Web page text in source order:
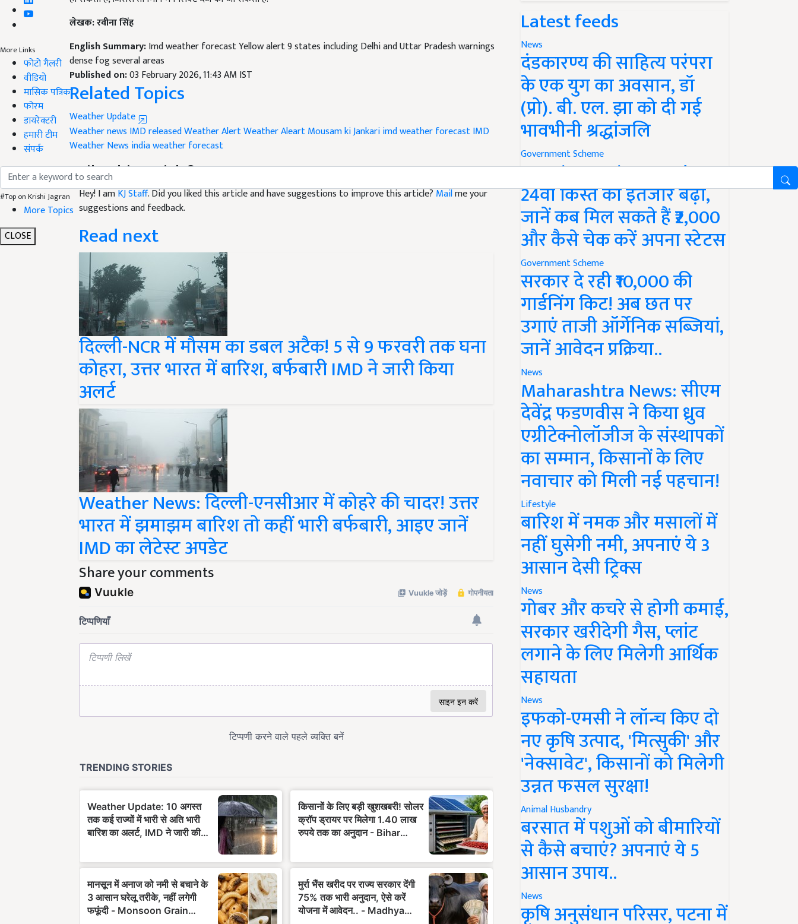
More Links
फोटो गैलरी
वीडियो
मासिक पत्रिका
फोरम
डायरेक्टरी
हमारी टीम
संपर्क
#Top on Krishi Jagran
More Topics
CLOSE
लेखक: रवीना सिंह
dense fog several areas
Published on:03 February 2026, 11:43 AM IST
Related Topics
Weather Update
Weather newsIMD released Weather Alert
Weather News india weather forecast
Like this article?
Hey! I am
suggestions and feedback.
Read next
दिल्ली-NCR में मौसम का डबल अटैक! 5 से 9 फरवरी तक घना
कोहरा, उत्तर भारत में बारिश, बर्फबारी IMD ने जारी किया
अलर्ट
Weather News: दिल्ली-एनसीआर में कोहरे की चादर! उत्तर
भारत में झमाझम बारिश तो कहीं भारी बर्फबारी, आइए जानें
IMD का लेटेस्ट अपडेट
Share your comments
Latest feeds
News
दंडकारण्य की साहित्य परंपरा
के एक युग का अवसान, डॉ
(प्रो). बी. एल. झा को दी गई
भावभीनी श्रद्धांजलि
Government Scheme
PM Kisan Yojana Update:
24वीं किस्त का इंतजार बढ़ा,
जानें कब मिल सकते हैं ₹2,000
और कैसे चेक करें अपना स्टेटस
Government Scheme
सरकार दे रही ₹10,000 की
गार्डनिंग किट! अब छत पर
उगाएं ताजी ऑर्गेनिक सब्जियां,
जानें आवेदन प्रक्रिया..
News
Maharashtra News: सीएम
देवेंद्र फडणवीस ने किया ध्रुव
एग्रीटेक्नोलॉजीज के संस्थापकों
का सम्मान, किसानों के लिए
नवाचार को मिली नई पहचान!
Lifestyle
बारिश में नमक और मसालों में
नहीं घुसेगी नमी, अपनाएं ये 3
आसान देसी ट्रिक्स
News
गोबर और कचरे से होगी कमाई,
सरकार खरीदेगी गैस, प्लांट
लगाने के लिए मिलेगी आर्थिक
सहायता
News
इफको-एमसी ने लॉन्च किए दो
नए कृषि उत्पाद, 'मित्सुकी' और
'नेक्सावेट', किसानों को मिलेगी
उन्नत फसल सुरक्षा!
Animal Husbandry
बरसात में पशुओं को बीमारियों
से कैसे बचाएं? अपनाएं ये 5
आसान उपाय..
News
कृषि अनुसंधान परिसर, पटना में